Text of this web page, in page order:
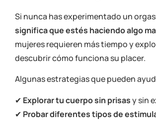
Si nunca has experimentado un
significa que estés haciendo algo
mujeres requieren más tiempo y
descubrir cómo funciona su placer.
Algunas estrategias que pueden
✔ Explorar tu cuerpo sin prisasy sin
✔ Probar diferentes tipos de